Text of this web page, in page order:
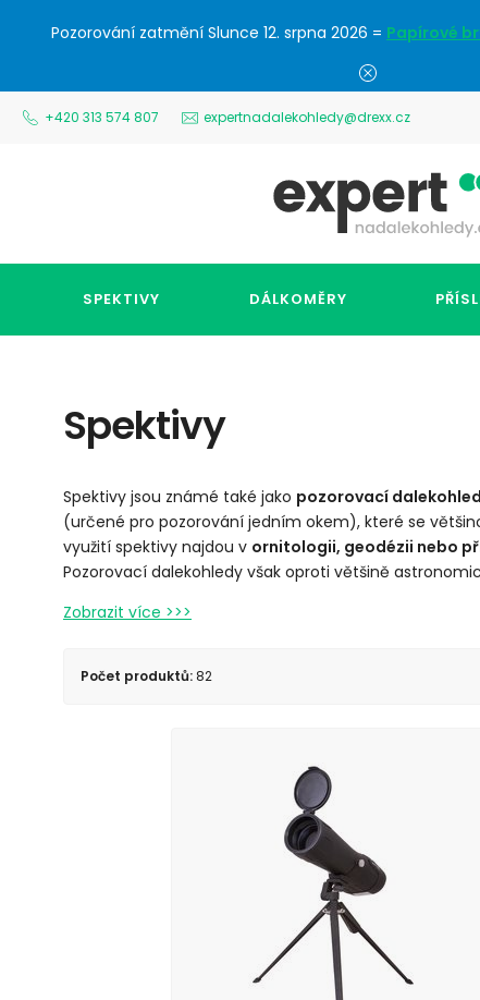
Pozorování zatmění Slunce 12. srpna 2026 = Papírové
+420 313 574 807 expertnadalekohledy@drexx.cz
SPEKTIVY DÁLKOMĚRY
Spektivy
Spektivy jsou známé také jako pozorovací
(určené pro pozorování jedním okem), které se
využití spektivy najdou v ornitologii, geodézii nebo
Pozorovací dalekohledy však oproti většině
Počet produktů:82